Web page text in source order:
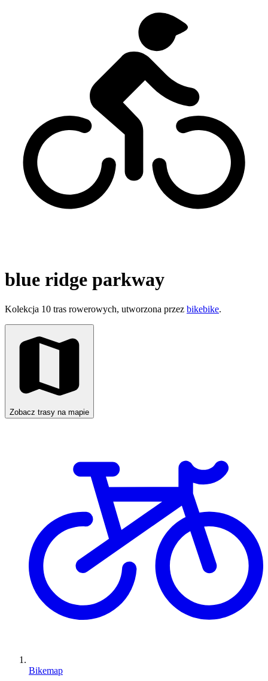
blue ridge parkway
Kolekcja 10 tras rowerowych, utworzona przez bikebike.
Zobacz trasy na mapie
Bikemap